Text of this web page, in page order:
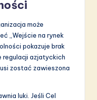
może
„Wejście na rynek
pokazuje brak
azjatyckich
zostać zawieszona
luki. Jeśli Cel